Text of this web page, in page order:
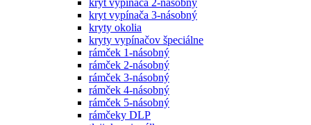
kryt vypínača 2-násobný
kryt vypínača 3-násobný
kryty okolia
kryty vypínačov špeciálne
rámček 1-násobný
rámček 2-násobný
rámček 3-násobný
rámček 4-násobný
rámček 5-násobný
rámčeky DLP